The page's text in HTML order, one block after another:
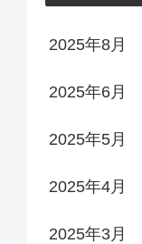
2025年8月
2025年6月
2025年5月
2025年4月
2025年3月